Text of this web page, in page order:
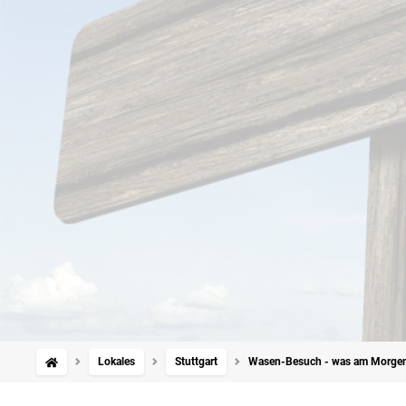
Lokales Stuttgart Wasen-Besuch - was am